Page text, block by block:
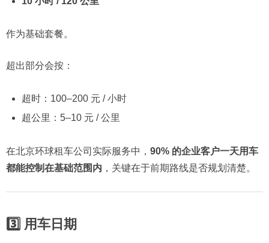
作为基础套餐。
超出部分会按：
超时：100–200 元 / 小时
超公里：5–10 元 / 公里
在北京环球租车公司实际服务中， 90% 的企业客户一天用车
都能控制在基础范围内 ，关键在于前期路线是否规划清楚。
3️⃣ 用车日期